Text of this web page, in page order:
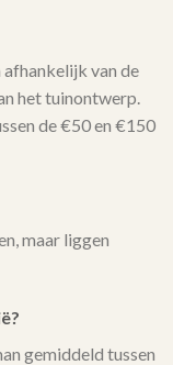
van de
het tuinontwerp.
de €50 en €150
maar liggen
gemiddeld tussen